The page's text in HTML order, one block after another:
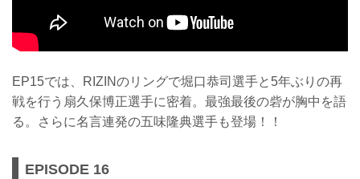
EP15では、RIZINのリングで堀口恭司選手と5年ぶりの再
戦を行う扇久保博正選手に密着。最強最後の砦が胸中を語
る。さらに名言連発の五味隆典選手も登場！！
EPISODE 16